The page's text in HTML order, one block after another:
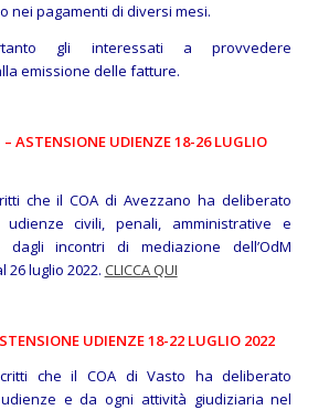
nei pagamenti di diversi mesi.
gli interessati a provvedere
emissione delle fatture.
ASTENSIONE UDIENZE 18-26 LUGLIO
che il COA di Avezzano ha deliberato
udienze civili, penali, amministrative e
dagli incontri di mediazione dell’OdM
26 luglio 2022. CLICCA QUI
UDIENZE 18-22 LUGLIO 2022
che il COA di Vasto ha deliberato
udienze e da ogni attività giudiziaria nel